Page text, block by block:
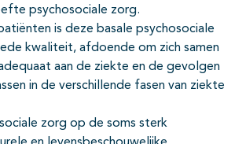
psychosociale zorg.
is deze basale psychosociale
kwaliteit, afdoende om zich samen
aan de ziekte en de gevolgen
in de verschillende fasen van ziekte
zorg op de soms sterk